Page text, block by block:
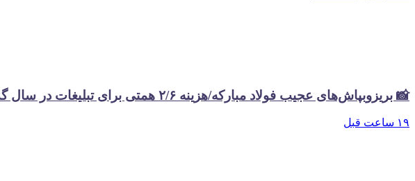
📸 بریزوبپاش‌های عجیب فولاد مبارکه/هزینه ۲/۶ همتی برای تبلیغات در سال گذشته
۱۹ ساعت قبل